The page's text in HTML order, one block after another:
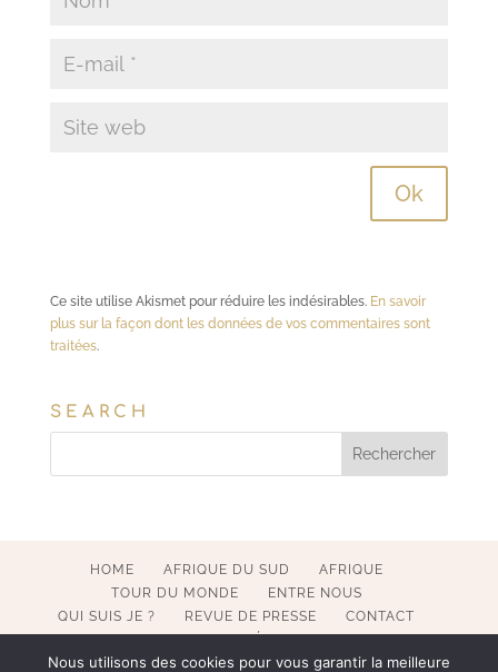
Ce site utilise Akismet pour réduire les indésirables. En savoir
plus sur la façon dont les données de vos commentaires sont
traitées.
SEARCH
HOME AFRIQUE DU SUD
AFRIQUE
TOUR DU MONDE
ENTRE NOUS
QUI SUIS JE ?
REVUE DE PRESSE
CONTACT
Nous utilisons des cookies pour vous garantir la meilleure